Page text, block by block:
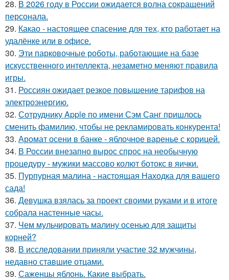
28. В 2026 году в России ожидается волна сокращений
персонала.
29. Какао - настоящее спасение для тех, кто работает на
удалёнке или в офисе.
30. Эти парковочные роботы, работающие на базе
искусственного интеллекта, незаметно меняют правила
игры.
31. Россиян ожидает резкое повышение тарифов на
электроэнергию.
32. Сотруднику Apple по имени Сэм Санг пришлось
сменить фамилию, чтобы не рекламировать конкурента!
33. Аромат осени в банке - яблочное варенье с корицей.
34. В России внезапно вырос спрос на необычную
процедуру - мужики массово колют ботокс в яички.
35. Пурпурная малина - настоящая Находка для вашего
сада!
36. Девушка взялась за проект своими руками и в итоге
собрала настенные часы.
37. Чем мульчировать малину осенью для защиты
корней?
38. В исследовании приняли участие 32 мужчины,
недавно ставшие отцами.
39. Саженцы яблонь. Какие выбрать.